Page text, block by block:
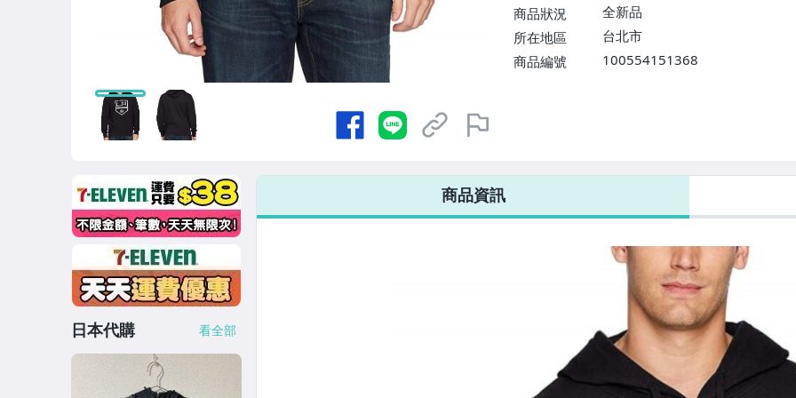
商品狀況
全新品
所在地區
台北市
商品編號
100554151368
商品資訊
日本代購 看全部